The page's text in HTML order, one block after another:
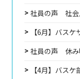
社員の声 社会
【6月】バス
社員の声 休み
【4月】バス